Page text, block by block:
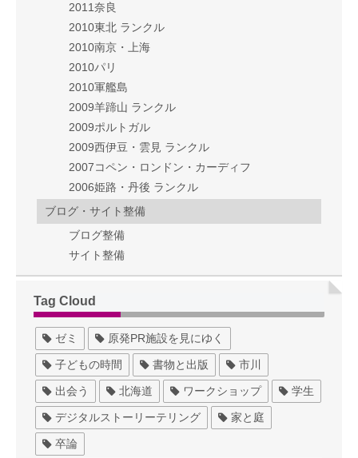
2011奈良
2010東北 ランクル
2010南京・上海
2010パリ
2010軍艦島
2009羊蹄山 ランクル
2009ポルトガル
2009西伊豆・雲見 ランクル
2007コペン・ロンドン・カーディフ
2006姫路・丹後 ランクル
ブログ・サイト整備
ブログ整備
サイト整備
Tag Cloud
ゼミ 原発PR施設を見にゆく
子どもの時間 書物と出版 市川
出会う 北海道 ワークショップ 学生
デジタルストーリーテリング 家と庭
卒論